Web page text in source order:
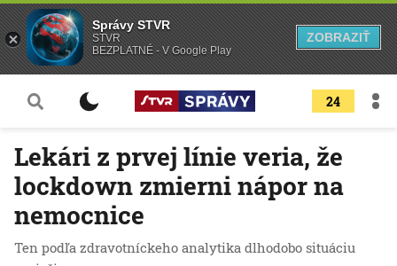
24
Lekári z prvej línie veria, že
lockdown zmierni nápor na
nemocnice
Ten podľa zdravotníckeho analytika dlhodobo situáciu
Správy STVR
STVR
BEZPLATNÉ - V Google Play
ZOBRAZIŤ